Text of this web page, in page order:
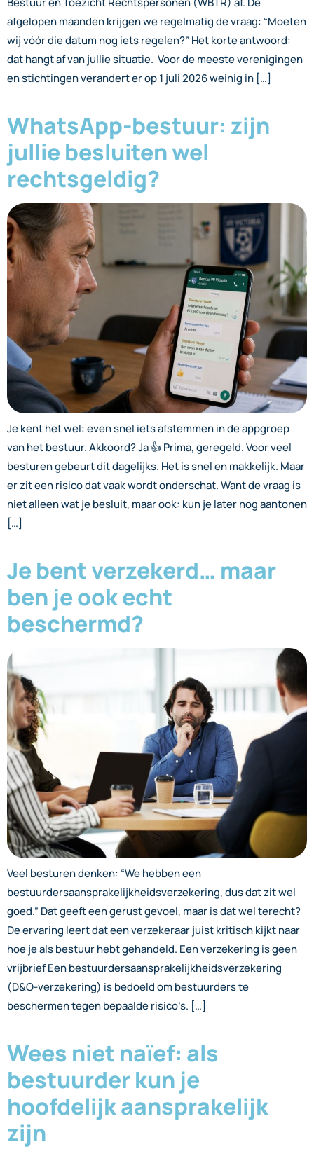
afgelopen maanden krijgen we regelmatig de vraag: “Moeten
wij vóór die datum nog iets regelen?” Het korte antwoord:
dat hangt af van jullie situatie. Voor de meeste verenigingen
en stichtingen verandert er op 1 juli 2026 weinig in […]
WhatsApp-bestuur: zijn
jullie besluiten wel
rechtsgeldig?
Je kent het wel: even snel iets afstemmen in de appgroep
van het bestuur. Akkoord? Ja 👍 Prima, geregeld. Voor veel
besturen gebeurt dit dagelijks. Het is snel en makkelijk. Maar
er zit een risico dat vaak wordt onderschat. Want de vraag is
niet alleen wat je besluit, maar ook: kun je later nog aantonen
[…]
Je bent verzekerd… maar
ben je ook echt
beschermd?
Veel besturen denken: “We hebben een
bestuurdersaansprakelijkheidsverzekering, dus dat zit wel
goed.” Dat geeft een gerust gevoel, maar is dat wel terecht?
De ervaring leert dat een verzekeraar juist kritisch kijkt naar
hoe je als bestuur hebt gehandeld. Een verzekering is geen
vrijbrief Een bestuurdersaansprakelijkheidsverzekering
(D&O-verzekering) is bedoeld om bestuurders te
beschermen tegen bepaalde risico’s. […]
Wees niet naïef: als
bestuurder kun je
hoofdelijk aansprakelijk
zijn